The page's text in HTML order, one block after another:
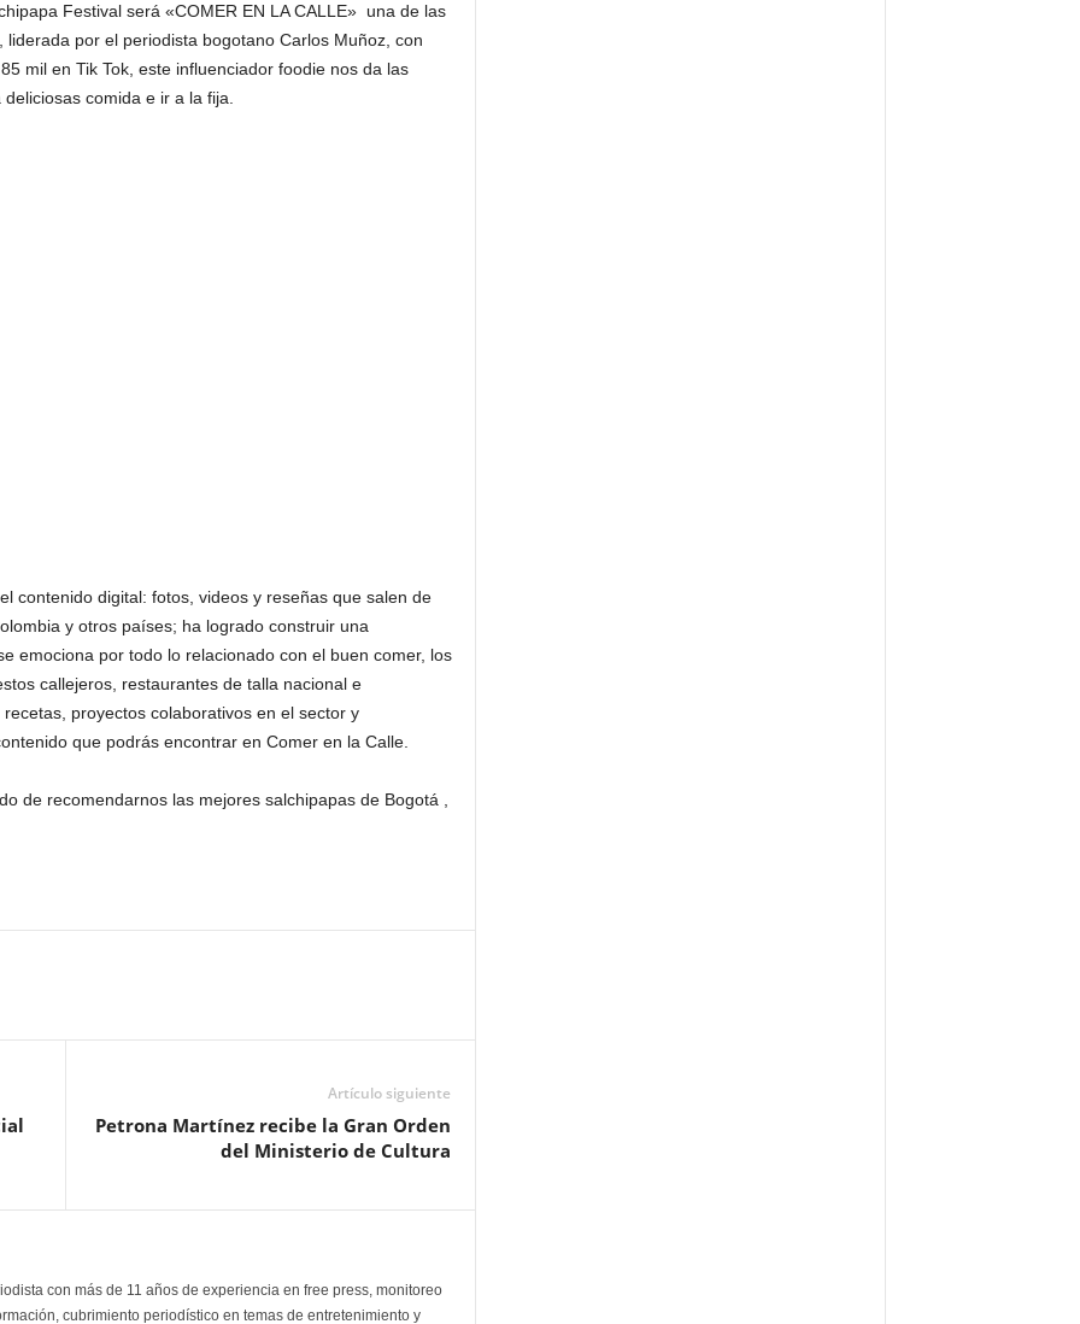
Festival será «COMER EN LA CALLE» una de las
por el periodista bogotano Carlos Muñoz, con
mil en Tik Tok, este influenciador foodie nos da las
comida e ir a la fija.
contenido digital: fotos, videos y reseñas que salen de
y otros países; ha logrado construir una
emociona por todo lo relacionado con el buen comer, los
callejeros, restaurantes de talla nacional e
proyectos colaborativos en el sector y
que podrás encontrar en Comer en la Calle.
de recomendarnos las mejores salchipapas de Bogotá ,
Artículo siguiente
Petrona Martínez recibe la Gran Orden
del Ministerio de Cultura
con más de 11 años de experiencia en free press, monitoreo
cubrimiento periodístico en temas de entretenimiento y